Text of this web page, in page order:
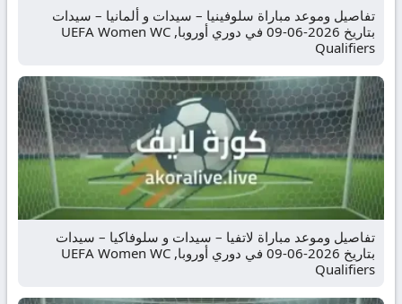
تفاصيل وموعد مباراة سلوفينيا – سيدات و ألمانيا – سيدات
بتاريخ 2026-06-09 في دوري أوروبا, UEFA Women WC
Qualifiers
تفاصيل وموعد مباراة لاتفيا – سيدات و سلوفاكيا – سيدات
بتاريخ 2026-06-09 في دوري أوروبا, UEFA Women WC
Qualifiers